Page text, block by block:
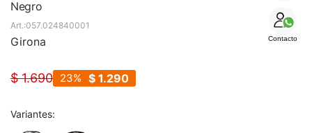
Negro
Contacto
057.024840001
Girona
$ 1.690 $ 1.290
23
Variantes: